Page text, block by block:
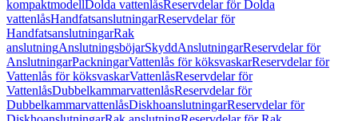
kompaktmodellDolda vattenlåsReservdelar för Dolda
vattenlåsHandfatsanslutningarReservdelar för
HandfatsanslutningarRak
anslutningAnslutningsböjarSkyddAnslutningarReservdelar för
AnslutningarPackningarVattenlås för köksvaskarReservdelar för
Vattenlås för köksvaskarVattenlåsReservdelar för
VattenlåsDubbelkammarvattenlåsReservdelar för
DubbelkammarvattenlåsDiskhoanslutningarReservdelar för